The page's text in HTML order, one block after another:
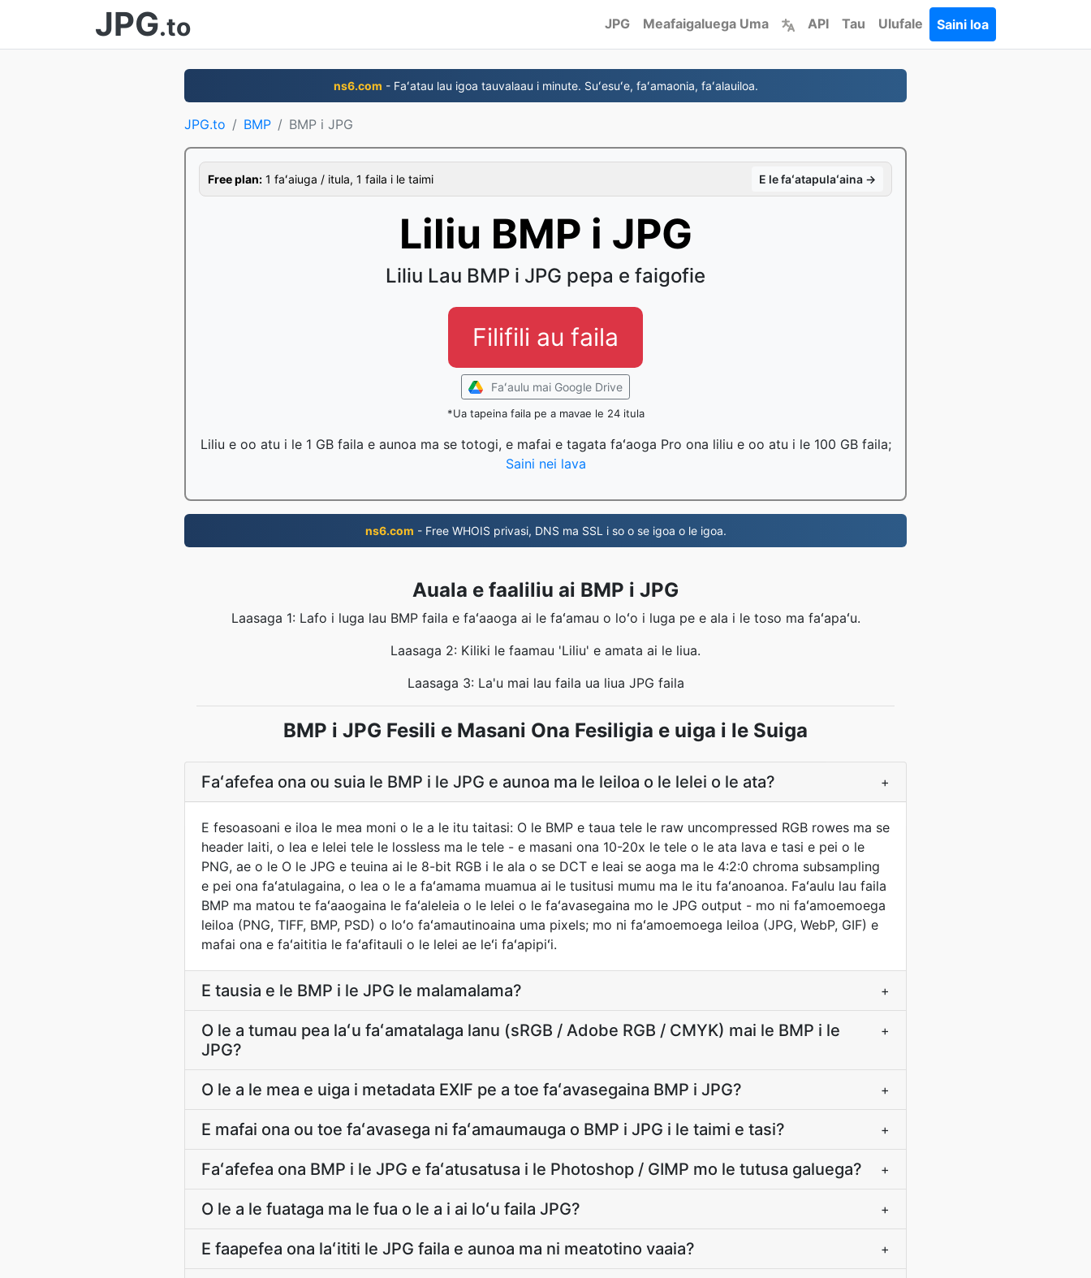
JPG.to JPG Meafaigaluega Uma API Tau Ulufale Saini loa
ns6.com - Faʻatau lau igoa tauvalaau i minute. Suʻesuʻe, faʻamaonia, faʻalauiloa.
JPG.to BMP BMP i JPG
Free plan: 1 faʻaiuga / itula, 1 faila i le taimi E le faʻatapulaʻaina →
Liliu BMP i JPG
Liliu Lau BMP i JPG pepa e faigofie
Filifili au faila
Faʻaulu mai Google Drive
*Ua tapeina faila pe a mavae le 24 itula
Liliu e oo atu i le 1 GB faila e aunoa ma se totogi, e mafai e tagata faʻaoga Pro ona liliu e oo atu i le 100 GB faila;
Saini nei lava
ns6.com - Free WHOIS privasi, DNS ma SSL i so o se igoa o le igoa.
Auala e faaliliu ai BMP i JPG
Laasaga 1: Lafo i luga lau BMP faila e faʻaaoga ai le faʻamau o loʻo i luga pe e ala i le toso ma faʻapaʻu.
Laasaga 2: Kiliki le faamau 'Liliu' e amata ai le liua.
Laasaga 3: La'u mai lau faila ua liua JPG faila
BMP i JPG Fesili e Masani Ona Fesiligia e uiga i le Suiga
Faʻafefea ona ou suia le BMP i le JPG e aunoa ma le leiloa o le lelei o le ata? +
E fesoasoani e iloa le mea moni o le a le itu taitasi: O le BMP e taua tele le raw uncompressed RGB rowes ma se
header laiti, o lea e lelei tele le lossless ma le tele - e masani ona 10-20x le tele o le ata lava e tasi e pei o le
PNG, ae o le O le JPG e teuina ai le 8-bit RGB i le ala o se DCT e leai se aoga ma le 4:2:0 chroma subsampling
e pei ona faʻatulagaina, o lea o le a faʻamama muamua ai le tusitusi mumu ma le itu faʻanoanoa. Faʻaulu lau faila
BMP ma matou te faʻaaogaina le faʻaleleia o le lelei o le faʻavasegaina mo le JPG output - mo ni faʻamoemoega
leiloa (PNG, TIFF, BMP, PSD) o loʻo faʻamautinoaina uma pixels; mo ni faʻamoemoega leiloa (JPG, WebP, GIF) e
mafai ona e faʻaititia le faʻafitauli o le lelei ae leʻi faʻapipiʻi.
E tausia e le BMP i le JPG le malamalama? +
O le a tumau pea laʻu faʻamatalaga lanu (sRGB / Adobe RGB / CMYK) mai le BMP i le
JPG?
+
O le a le mea e uiga i metadata EXIF pe a toe faʻavasegaina BMP i JPG? +
E mafai ona ou toe faʻavasega ni faʻamaumauga o BMP i JPG i le taimi e tasi? +
Faʻafefea ona BMP i le JPG e faʻatusatusa i le Photoshop / GIMP mo le tutusa galuega? +
O le a le fuataga ma le fua o le a i ai loʻu faila JPG? +
E faapefea ona laʻititi le JPG faila e aunoa ma ni meatotino vaaia? +